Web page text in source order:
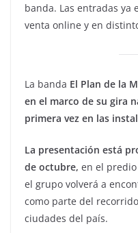
banda. Las entradas ya
venta online y en
La banda El Plan de la
en el marco de su gira
primera vez en las
La presentación está
de octubre, en el
el grupo volverá a
como parte del
ciudades del país.